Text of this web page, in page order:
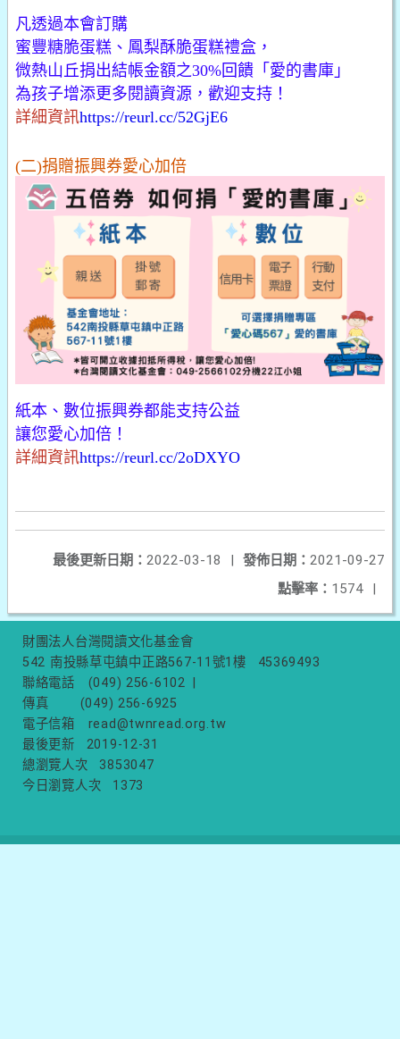
凡透過本會訂購
蜜豐糖脆蛋糕、鳳梨酥脆蛋糕禮盒，
微熱山丘捐出結帳金額之30%回饋「愛的書庫」
為孩子增添更多閱讀資源，歡迎支持！
詳細資訊https://reurl.cc/52GjE6
(二)捐贈振興券愛心加倍
紙本、數位振興券都能支持公益
讓您愛心加倍！
詳細資訊https://reurl.cc/2oDXYO
發佈日期： 2021-09-27
最後更新日期： 2022-03-18
|
點擊率： 1574 |
財團法人台灣閱讀文化基金會
542 南投縣草屯鎮中正路567-11號1樓
45369493
聯絡電話
(049) 256-6102
傳真
(049) 256-6925
電子信箱
read@twnread.org.tw
最後更新
2019-12-31
總瀏覽人次
3853047
今日瀏覽人次
1373